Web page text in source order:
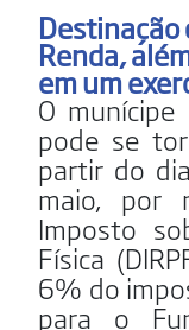
Destinação
Renda,
em um
O
pode se
partir do
maio, por
Imposto
Física
6% do
para o